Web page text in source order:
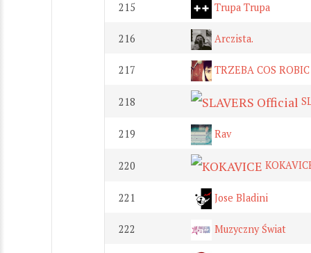
215 Trupa Trupa
216 Arczista.
217 TRZEBA COS ROBIC
218
219 Rav
220
221 Jose Bladini
222 Muzyczny Świat